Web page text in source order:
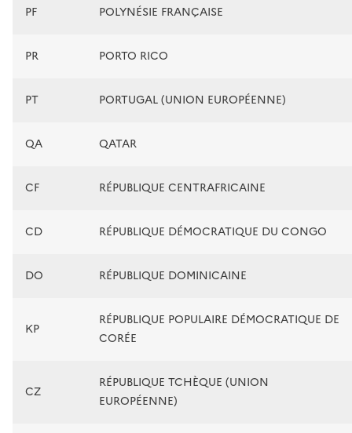
PF POLYNÉSIE FRANÇAISE
PR PORTO RICO
PT PORTUGAL (UNION EUROPÉENNE)
QA QATAR
CF RÉPUBLIQUE CENTRAFRICAINE
CD RÉPUBLIQUE DÉMOCRATIQUE DU CONGO
DO RÉPUBLIQUE DOMINICAINE
KP
RÉPUBLIQUE POPULAIRE DÉMOCRATIQUE DE
CORÉE
CZ
RÉPUBLIQUE TCHÈQUE (UNION
EUROPÉENNE)